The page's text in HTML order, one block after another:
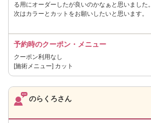
る用にオーダーしたが良いのかなぁと思いました。
次はカラーとカットをお願いしたいと思います。
予約時のクーポン・メニュー
クーポン利用なし
[施術メニュー] カット
のらくろさん